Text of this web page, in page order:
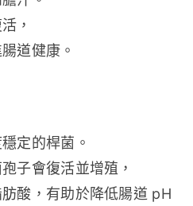
，
道健康。
定的桿菌。
子會復活並增殖，
酸，有助於降低腸道 pH